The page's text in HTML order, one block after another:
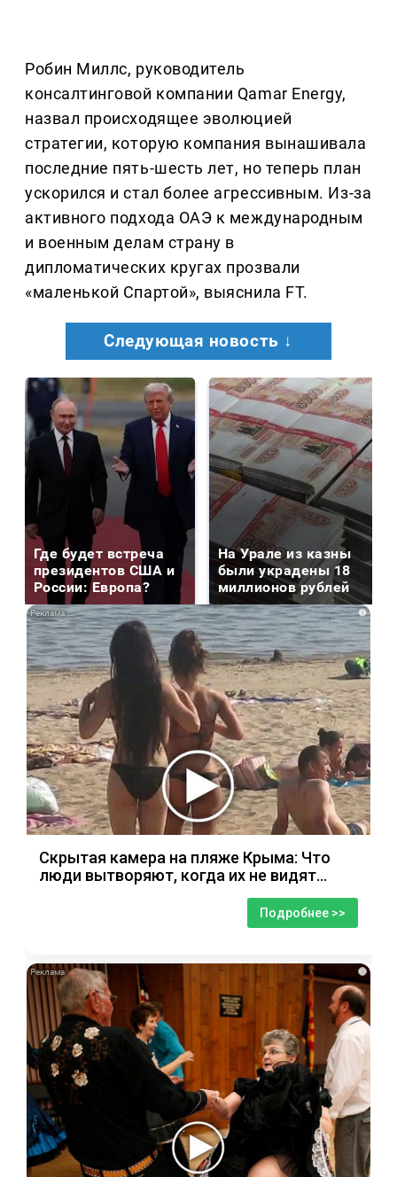
Робин Миллс, руководитель
консалтинговой компании Qamar Energy,
назвал происходящее эволюцией
стратегии, которую компания вынашивала
последние пять-шесть лет, но теперь план
ускорился и стал более агрессивным. Из-за
активного подхода ОАЭ к международным
и военным делам страну в
дипломатических кругах прозвали
«маленькой Спартой», выяснила FT.
Следующая новость ↓
Где будет встреча
президентов США и
России: Европа?
На Урале из казны
были украдены 18
миллионов рублей
i
Скрытая камера на пляже Крыма: Что
люди вытворяют, когда их не видят...
Подробнее >>
i